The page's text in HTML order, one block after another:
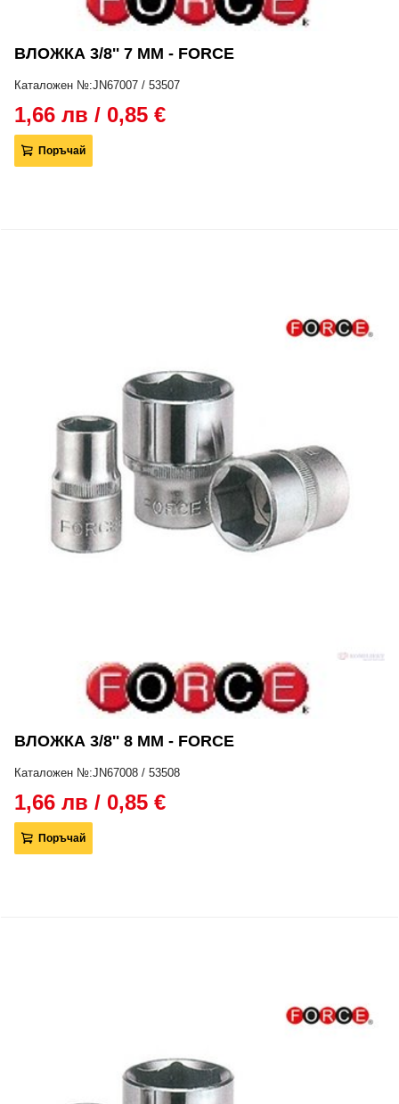
ВЛОЖКА 3/8'' 7 ММ - FORCE
Каталожен №:JN67007 / 53507
1,66 лв / 0,85 €
Поръчай
ВЛОЖКА 3/8'' 8 ММ - FORCE
Каталожен №:JN67008 / 53508
1,66 лв / 0,85 €
Поръчай